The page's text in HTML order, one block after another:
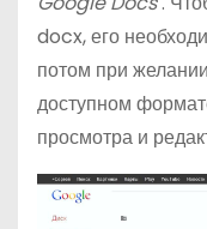
docx, его
потом при
доступном
просмотра и